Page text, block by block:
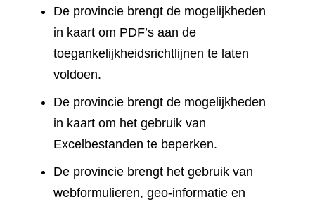
De provincie brengt de mogelijkheden
in kaart om PDF’s aan de
toegankelijkheidsrichtlijnen te laten
voldoen.
De provincie brengt de mogelijkheden
in kaart om het gebruik van
Excelbestanden te beperken.
De provincie brengt het gebruik van
webformulieren, geo-informatie en